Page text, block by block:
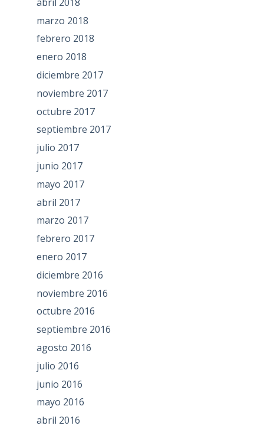
marzo 2018
febrero 2018
enero 2018
diciembre 2017
noviembre 2017
octubre 2017
septiembre 2017
julio 2017
junio 2017
mayo 2017
abril 2017
marzo 2017
febrero 2017
enero 2017
diciembre 2016
noviembre 2016
octubre 2016
septiembre 2016
agosto 2016
julio 2016
junio 2016
mayo 2016
abril 2016